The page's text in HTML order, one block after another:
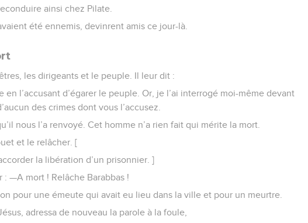
ainsi chez Pilate.
été ennemis, devinrent amis ce jour-là.
les dirigeants et le peuple. Il leur dit :
l’accusant d’égarer le peuple. Or, je l’ai interrogé moi-même devant
des crimes dont vous l’accusez.
nous l’a renvoyé. Cet homme n’a rien fait qui mérite la mort.
et le relâcher. [
la libération d’un prisonnier. ]
—A mort ! Relâche Barabbas !
pour une émeute qui avait eu lieu dans la ville et pour un meurtre.
adressa de nouveau la parole à la foule,